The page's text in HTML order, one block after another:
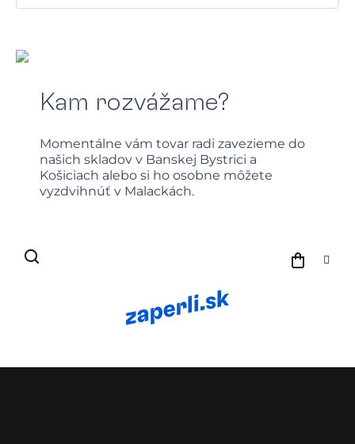
Kam rozvážame?
Momentálne vám tovar radi zavezieme do
našich skladov v Banskej Bystrici a
Košiciach alebo si ho osobne môžete
vyzdvihnúť v Malackách.